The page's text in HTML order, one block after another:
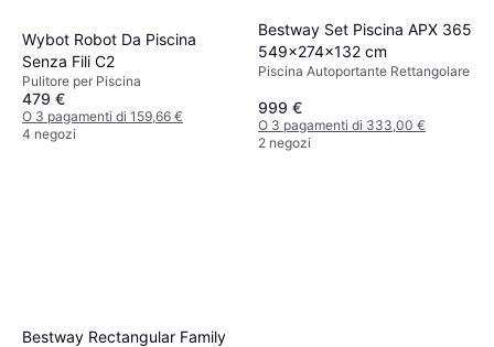
Wybot Robot Da Piscina
Senza Fili C2
Pulitore per Piscina
479 €
O 3 pagamenti di 159,66 €
4 negozi
Bestway Set Piscina APX 365
549x274x132 cm
Piscina Autoportante Rettangolare
999 €
O 3 pagamenti di 333,00 €
2 negozi
Bestway Rectangular Family